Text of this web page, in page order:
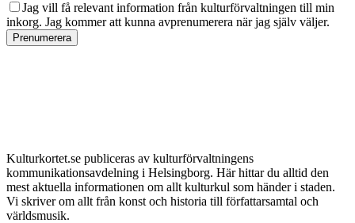
Jag vill få relevant information från kulturförvaltningen till min
inkorg. Jag kommer att kunna avprenumerera när jag själv väljer.
Prenumerera
Kulturkortet.se publiceras av kulturförvaltningens
kommunikationsavdelning i Helsingborg. Här hittar du alltid den
mest aktuella informationen om allt kulturkul som händer i staden.
Vi skriver om allt från konst och historia till författarsamtal och
världsmusik.